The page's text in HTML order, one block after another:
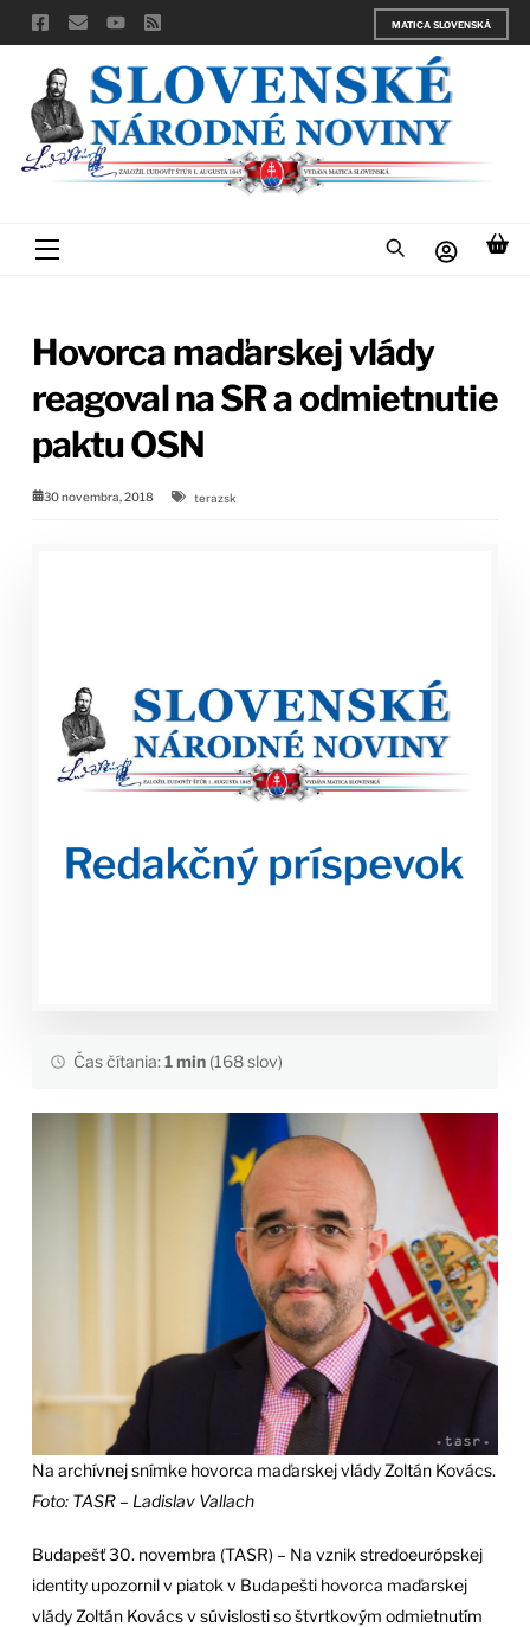
Skip
to
content
MATICA SLOVENSKÁ
Menu
Hovorca maďarskej vlády
reagoval na SR a odmietnutie
paktu OSN
30 novembra, 2018 terazsk
Čas čítania:1 min(168 slov)
Na archívnej snímke hovorca maďarskej vlády Zoltán Kovács.
Foto: TASR – Ladislav Vallach
Budapešť 30. novembra (TASR) – Na vznik stredoeurópskej
identity upozornil v piatok v Budapešti hovorca maďarskej
vlády Zoltán Kovács v súvislosti so štvrtkovým odmietnutím